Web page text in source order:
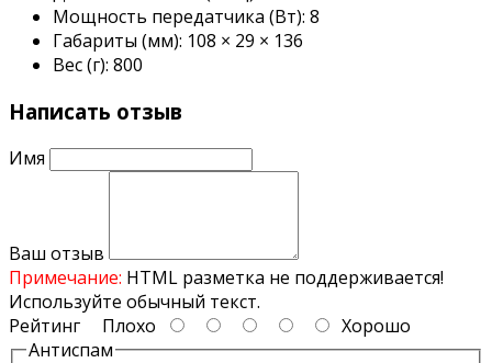
Чувствительность - 0,11 мкВ FM / 0.15 мкВ AM (10 дБ
SINAD). Чувствительность автоматического
шумоподавителя (ASQ) - 0.5 мкВ Уход частоты - 90 Гц
Мощность передатчика (Вт): 8
Габариты (мм): 108 × 29 × 136
Вес (г): 800
Написать отзыв
Имя
Ваш отзыв
Примечание: HTML разметка не поддерживается!
Используйте обычный текст.
Рейтинг Плохо
Хорошо
Антиспам